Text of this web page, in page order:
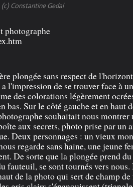
(c) Constantine Gedal
photographe
plongée sans respect de
l'impression de se trouver face à
des colorations légèrement
bas. Sur le côté gauche et en haut
souhaitait nous montrer
aux secrets, photo prise par un
Deux personnages : un vieux
regarde sans haine, une jeune
De sorte que la plongée prend du
fauteuil, se sont tournés vers nous.
de la photo qui sert de champ